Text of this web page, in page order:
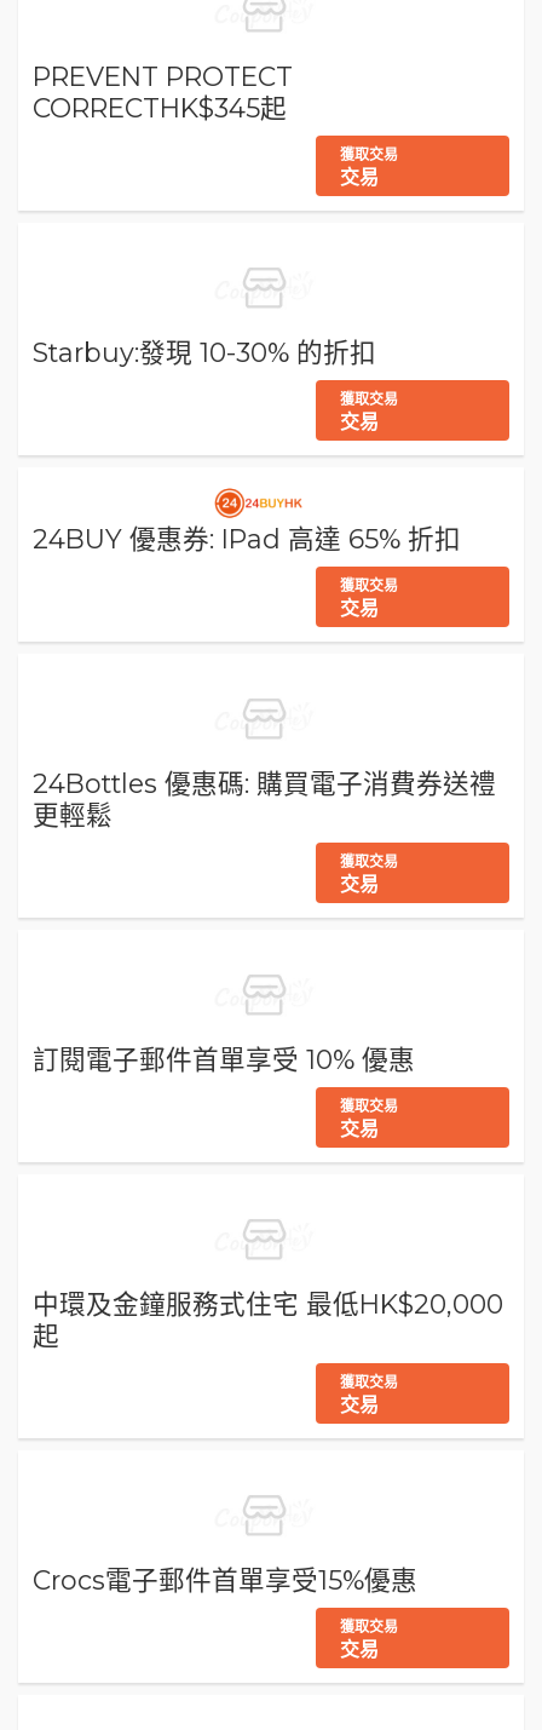
PREVENT PROTECT
CORRECTHK$345起
獲取交易
交易
Starbuy:發現 10-30% 的折扣
獲取交易
交易
24BUY 優惠券: IPad 高達 65% 折扣
獲取交易
交易
24Bottles 優惠碼: 購買電子消費券送禮
更輕鬆
獲取交易
交易
訂閱電子郵件首單享受 10% 優惠
獲取交易
交易
中環及金鐘服務式住宅 最低HK$20,000
起
獲取交易
交易
Crocs電子郵件首單享受15%優惠
獲取交易
交易